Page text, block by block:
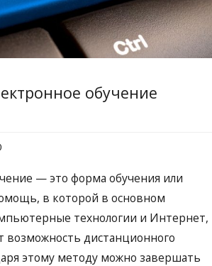
обучение
— это форма обучения или
в которой в основном
технологии и Интернет,
возможность дистанционного
этому методу можно завершать